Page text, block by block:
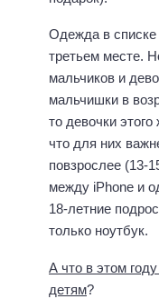
Одежда в
третьем месте.
мальчиков и
мальчишки в
то девочки
что для них
повзрослее (13-
между iPhone и
18-летние
только ноутбук.
А что в этом
детям?